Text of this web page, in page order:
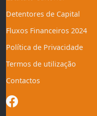
Detentores de Capital
Fluxos Financeiros 2024
Política de Privacidade
Termos de utilização
Contactos